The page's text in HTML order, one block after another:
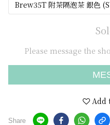
Please message the
Add
Share